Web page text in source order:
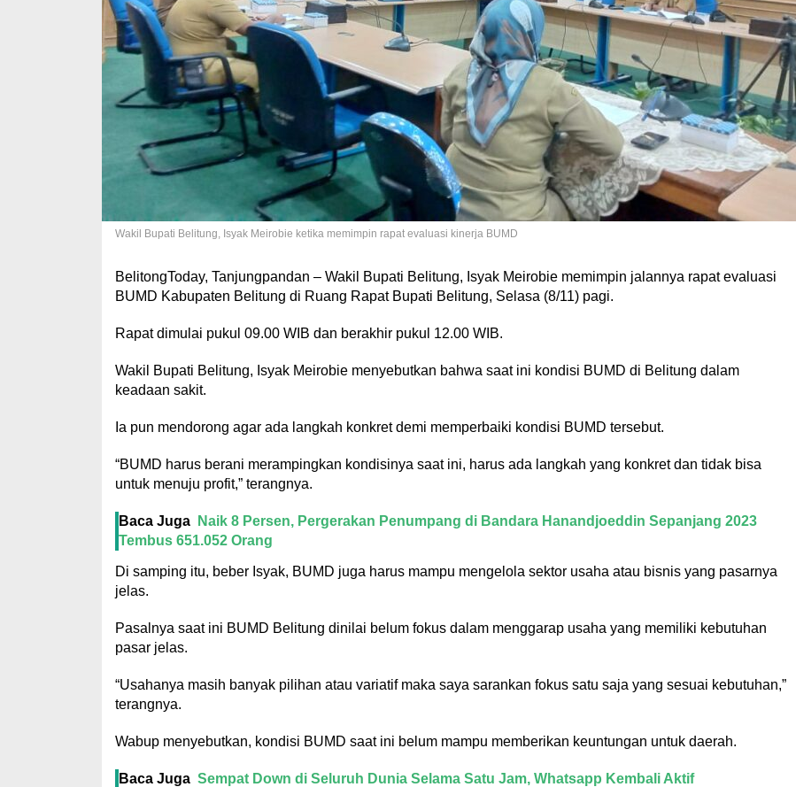
Wakil Bupati Belitung, Isyak Meirobie ketika memimpin rapat evaluasi kinerja BUMD
BelitongToday, Tanjungpandan – Wakil Bupati Belitung, Isyak Meirobie memimpin jalannya rapat evaluasi
BUMD Kabupaten Belitung di Ruang Rapat Bupati Belitung, Selasa (8/11) pagi.
Rapat dimulai pukul 09.00 WIB dan berakhir pukul 12.00 WIB.
Wakil Bupati Belitung, Isyak Meirobie menyebutkan bahwa saat ini kondisi BUMD di Belitung dalam
keadaan sakit.
Ia pun mendorong agar ada langkah konkret demi memperbaiki kondisi BUMD tersebut.
“BUMD harus berani merampingkan kondisinya saat ini, harus ada langkah yang konkret dan tidak bisa
untuk menuju profit,” terangnya.
Baca Juga
Naik 8 Persen, Pergerakan Penumpang di Bandara Hanandjoeddin Sepanjang 2023
Tembus 651.052 Orang
Di samping itu, beber Isyak, BUMD juga harus mampu mengelola sektor usaha atau bisnis yang pasarnya
jelas.
Pasalnya saat ini BUMD Belitung dinilai belum fokus dalam menggarap usaha yang memiliki kebutuhan
pasar jelas.
“Usahanya masih banyak pilihan atau variatif maka saya sarankan fokus satu saja yang sesuai kebutuhan,”
terangnya.
Wabup menyebutkan, kondisi BUMD saat ini belum mampu memberikan keuntungan untuk daerah.
Baca Juga Sempat Down di Seluruh Dunia Selama Satu Jam, Whatsapp Kembali Aktif